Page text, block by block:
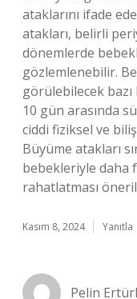
ataklarını ifade
atakları, belirli
dönemlerde
gözlemlenebilir.
görülebilecek
10 gün arasında
ciddi fiziksel ve
Büyüme atakları
bebekleriyle daha
rahatlatması
Kasım 8, 2024 Yanıtla
Pelin